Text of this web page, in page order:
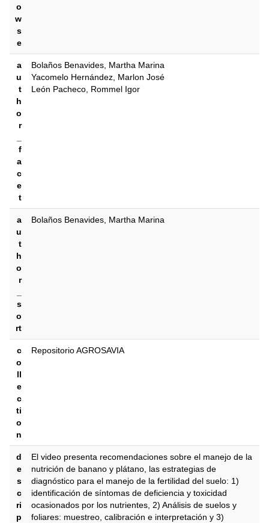
o
w
s
e
a
u
t
h
o
r
f
a
c
e
t
Bolaños Benavides, Martha Marina
Yacomelo Hernández, Marlon José
León Pacheco, Rommel Igor
a
u
t
h
o
r
s
o
rt
Bolaños Benavides, Martha Marina
c
o
ll
e
c
ti
o
n
Repositorio AGROSAVIA
d
e
s
c
ri
p
El video presenta recomendaciones sobre el manejo de la
nutrición de banano y plátano, las estrategias de
diagnóstico para el manejo de la fertilidad del suelo: 1)
identificación de síntomas de deficiencia y toxicidad
ocasionados por los nutrientes, 2) Análisis de suelos y
foliares: muestreo, calibración e interpretación y 3)